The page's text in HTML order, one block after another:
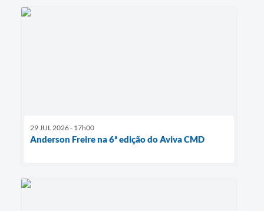
29 JUL 2026 - 17h00
Anderson Freire na 6ª edição do Aviva CMD